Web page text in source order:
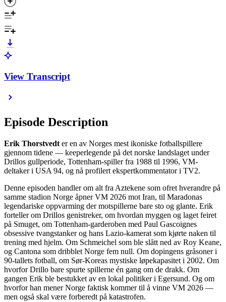
View Transcript
Episode Description
Erik Thorstvedt er en av Norges mest ikoniske fotballspillere
gjennom tidene — keeperlegende på det norske landslaget under
Drillos gullperiode, Tottenham-spiller fra 1988 til 1996, VM-
deltaker i USA 94, og nå profilert ekspertkommentator i TV2.
Denne episoden handler om alt fra Aztekene som ofret hverandre på
samme stadion Norge åpner VM 2026 mot Iran, til Maradonas
legendariske oppvarming der motspillerne bare sto og glante. Erik
forteller om Drillos genistreker, om hvordan myggen og laget feiret
på Smuget, om Tottenham-garderoben med Paul Gascoignes
obsessive tvangstanker og hans Lazio-kamerat som kjørte naken til
trening med hjelm. Om Schmeichel som ble slått ned av Roy Keane,
og Cantona som dribblet Norge fem null. Om dopingens gråsoner i
90-tallets fotball, om Sør-Koreas mystiske løpekapasitet i 2002. Om
hvorfor Drillo bare spurte spillerne én gang om de drakk. Om
gangen Erik ble bestukket av en lokal politiker i Egersund. Og om
hvorfor han mener Norge faktisk kommer til å vinne VM 2026 —
men også skal være forberedt på katastrofen.